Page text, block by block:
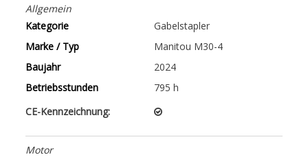
Allgemein
Kategorie
Gabelstapler
Marke / Typ
Manitou M30-4
Baujahr
2024
Betriebsstunden
795 h
CE-Kennzeichnung:
Motor